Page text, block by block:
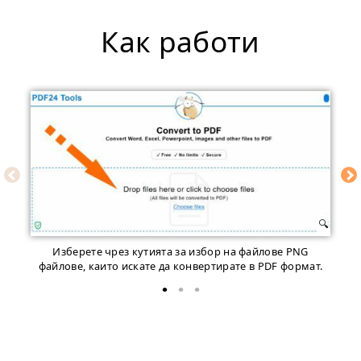
Как работи
Изберете чрез кутията за избор на файлове PNG
файлове, каито искате да конвертирате в PDF формат.